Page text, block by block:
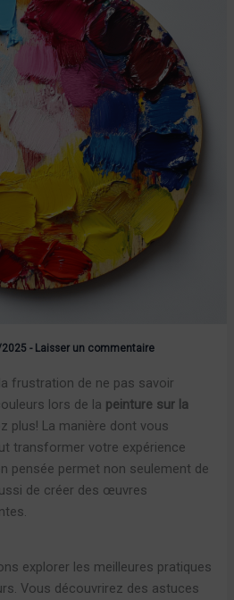
2025- Laisser un commentaire
frustration de ne pas savoir
lors de la peinture sur la
plus! La manière dont vous
transformer votre expérience
pensée permet non seulement de
de créer des œuvres
explorer les meilleures pratiques
Vous découvrirez des astuces